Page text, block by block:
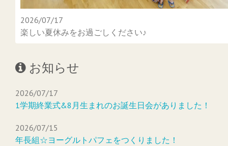
2026/07/17
楽しい夏休みをお過ごしください♪
お知らせ
2026/07/17
1学期終業式&8月生まれのお誕生日会がありました！
2026/07/15
年長組☆ヨーグルトパフェをつくりました！